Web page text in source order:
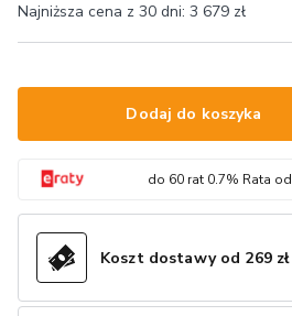
Najniższa cena z 30 dni: 3 679 zł
Dodaj do koszyka
do 60 rat 0.7% Rata od
Koszt dostawy od 269 zł